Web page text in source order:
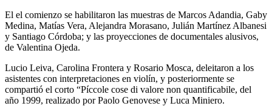
El el comienzo se habilitaron las muestras de Marcos Adandia, Gaby
Medina, Matías Vera, Alejandra Morasano, Julián Martínez Albanesi
y Santiago Córdoba; y las proyecciones de documentales alusivos,
de Valentina Ojeda.
Lucio Leiva, Carolina Frontera y Rosario Mosca, deleitaron a los
asistentes con interpretaciones en violín, y posteriormente se
compartió el corto “Píccole cose di valore non quantificabile, del
año 1999, realizado por Paolo Genovese y Luca Miniero.